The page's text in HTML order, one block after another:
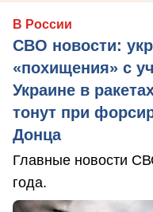
В России
СВО новости:
«похищения» с
Украине в
тонут при
Донца
Главные новости
года.